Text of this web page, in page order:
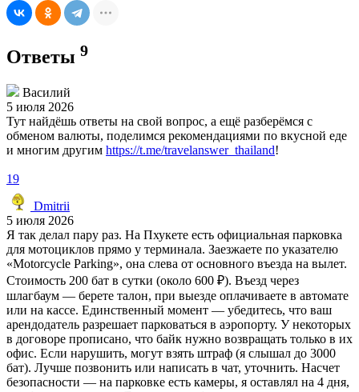
Ответы 9
Василий
5 июля 2026
Тут найдёшь ответы на свой вопрос, а ещё разберёмся с
обменом валюты, поделимся рекомендациями по вкусной еде
и многим другим https://t.me/travelanswer_thailand!
19
Dmitrii
5 июля 2026
Я так делал пару раз. На Пхукете есть официальная парковка
для мотоциклов прямо у терминала. Заезжаете по указателю
«Motorcycle Parking», она слева от основного въезда на вылет.
Стоимость 200 бат в сутки (около 600 ₽). Въезд через
шлагбаум — берете талон, при выезде оплачиваете в автомате
или на кассе. Единственный момент — убедитесь, что ваш
арендодатель разрешает парковаться в аэропорту. У некоторых
в договоре прописано, что байк нужно возвращать только в их
офис. Если нарушить, могут взять штраф (я слышал до 3000
бат). Лучше позвонить или написать в чат, уточнить. Насчет
безопасности — на парковке есть камеры, я оставлял на 4 дня,